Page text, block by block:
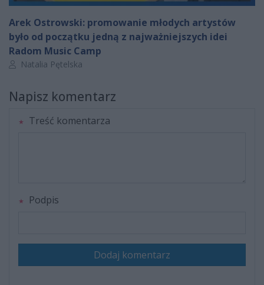
Arek Ostrowski: promowanie młodych artystów
było od początku jedną z najważniejszych idei
Radom Music Camp
Autor artykułu:
Natalia Pętelska
Napisz komentarz
Treść komentarza
Podpis
Dodaj komentarz